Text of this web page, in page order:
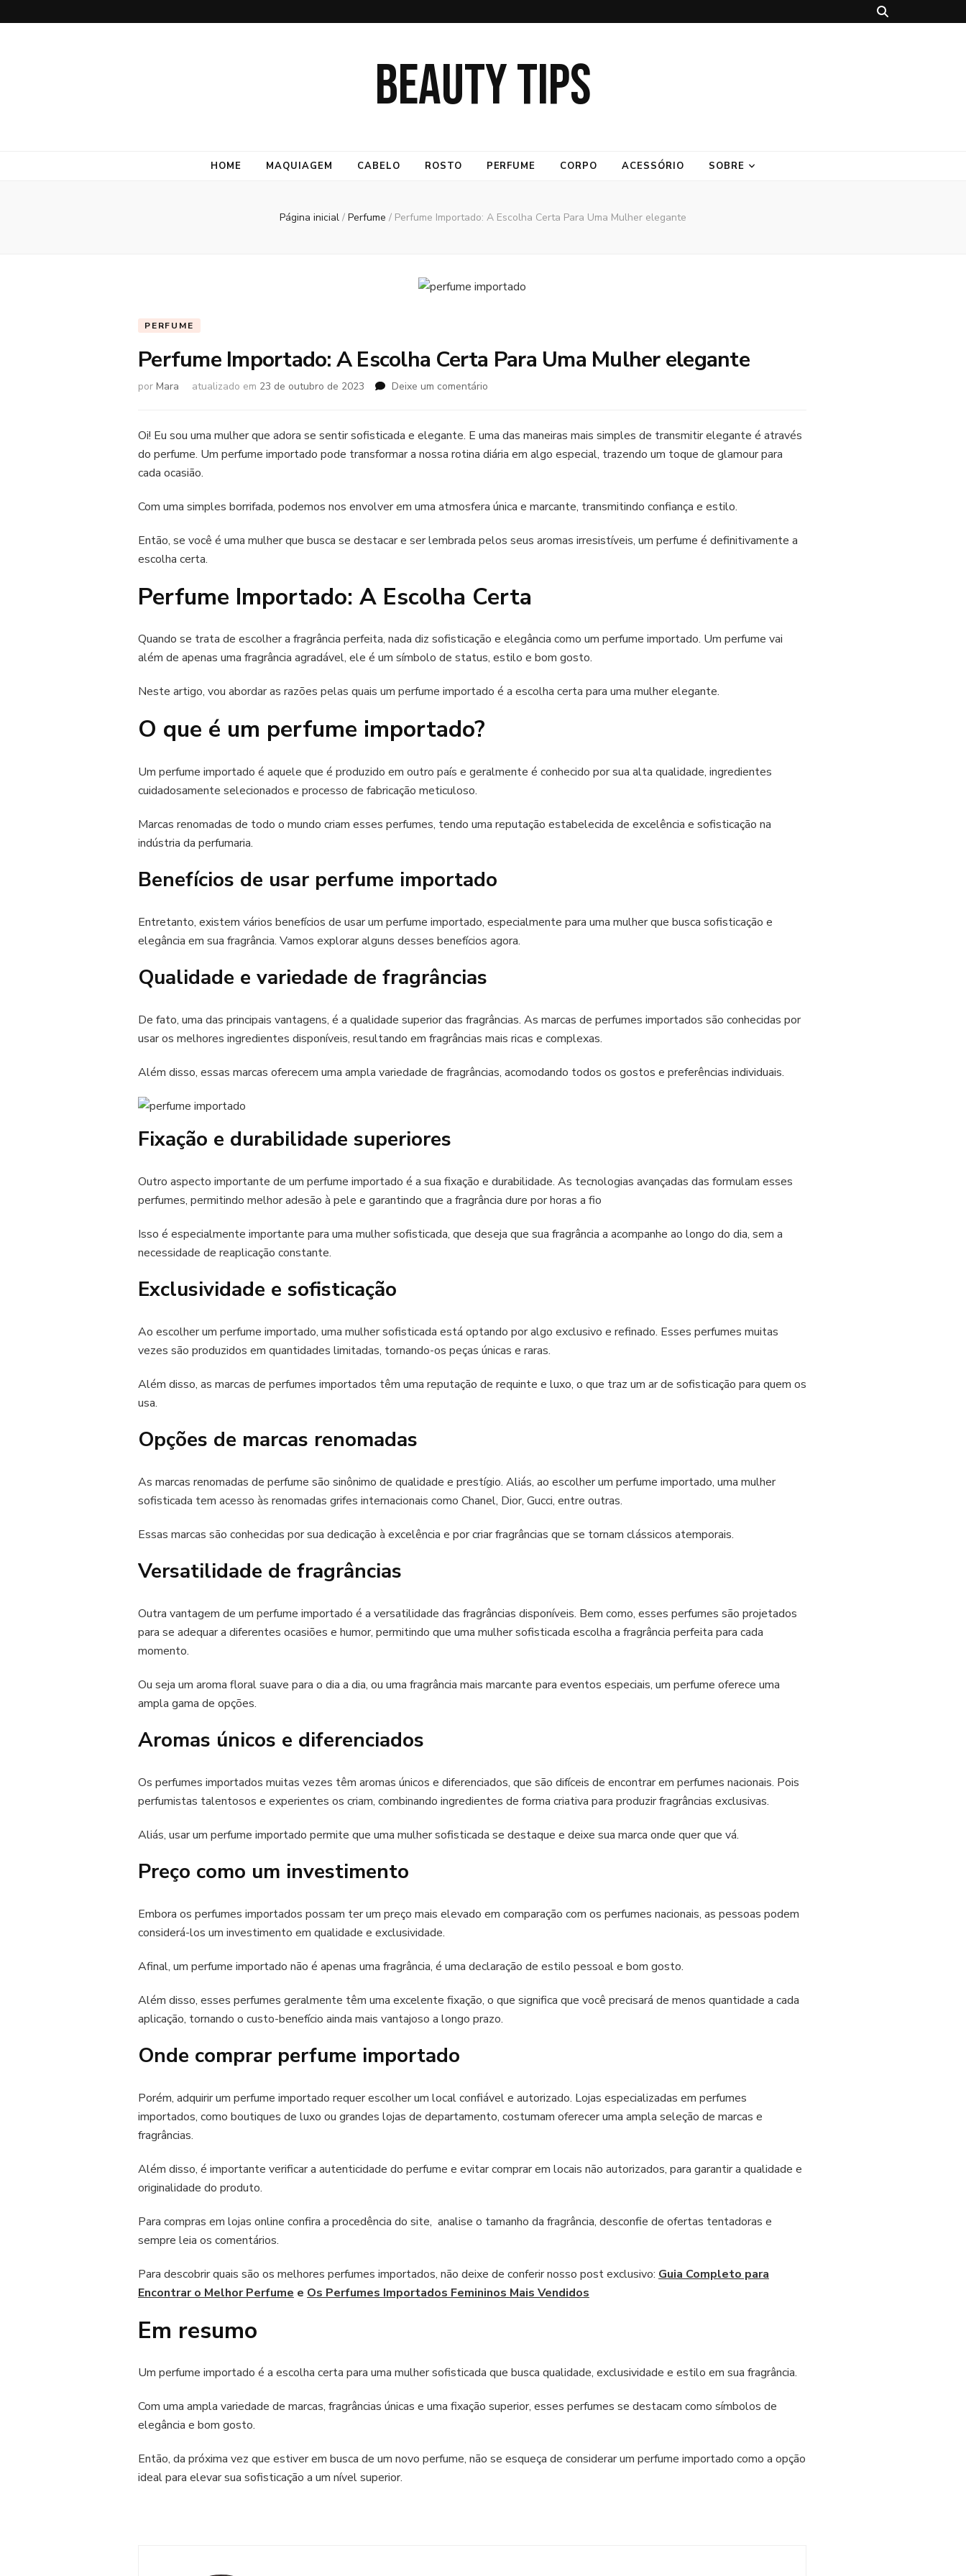
BEAUTY TIPS
HOME MAQUIAGEM CABELO ROSTO PERFUME CORPO ACESSÓRIO SOBRE
Página inicial / Perfume / Perfume Importado: A Escolha Certa Para Uma Mulher elegante
PERFUME
Perfume Importado: A Escolha Certa Para Uma Mulher elegante
por Mara atualizado em 23 de outubro de 2023 Deixe um comentário
A
Escolha
Certa
Mulher
Oi! Eu sou uma mulher que adora se sentir sofisticada e elegante. E uma das maneiras mais simples de transmitir elegante é através
do perfume. Um perfume importado pode transformar a nossa rotina diária em algo especial, trazendo um toque de glamour para
cada ocasião.
Com uma simples borrifada, podemos nos envolver em uma atmosfera única e marcante, transmitindo confiança e estilo.
Então, se você é uma mulher que busca se destacar e ser lembrada pelos seus aromas irresistíveis, um perfume é definitivamente a
escolha certa.
Perfume Importado: A Escolha Certa
Quando se trata de escolher a fragrância perfeita, nada diz sofisticação e elegância como um perfume importado. Um perfume vai
além de apenas uma fragrância agradável, ele é um símbolo de status, estilo e bom gosto.
Neste artigo, vou abordar as razões pelas quais um perfume importado é a escolha certa para uma mulher elegante.
O que é um perfume importado?
Um perfume importado é aquele que é produzido em outro país e geralmente é conhecido por sua alta qualidade, ingredientes
cuidadosamente selecionados e processo de fabricação meticuloso.
Marcas renomadas de todo o mundo criam esses perfumes, tendo uma reputação estabelecida de excelência e sofisticação na
indústria da perfumaria.
Benefícios de usar perfume importado
Entretanto, existem vários benefícios de usar um perfume importado, especialmente para uma mulher que busca sofisticação e
elegância em sua fragrância. Vamos explorar alguns desses benefícios agora.
Qualidade e variedade de fragrâncias
De fato, uma das principais vantagens, é a qualidade superior das fragrâncias. As marcas de perfumes importados são conhecidas por
usar os melhores ingredientes disponíveis, resultando em fragrâncias mais ricas e complexas.
Além disso, essas marcas oferecem uma ampla variedade de fragrâncias, acomodando todos os gostos e preferências individuais.
Fixação e durabilidade superiores
Outro aspecto importante de um perfume importado é a sua fixação e durabilidade. As tecnologias avançadas das formulam esses
perfumes, permitindo melhor adesão à pele e garantindo que a fragrância dure por horas a fio
Isso é especialmente importante para uma mulher sofisticada, que deseja que sua fragrância a acompanhe ao longo do dia, sem a
necessidade de reaplicação constante.
Exclusividade e sofisticação
Ao escolher um perfume importado, uma mulher sofisticada está optando por algo exclusivo e refinado. Esses perfumes muitas
vezes são produzidos em quantidades limitadas, tornando-os peças únicas e raras.
Além disso, as marcas de perfumes importados têm uma reputação de requinte e luxo, o que traz um ar de sofisticação para quem os
usa.
Opções de marcas renomadas
As marcas renomadas de perfume são sinônimo de qualidade e prestígio. Aliás, ao escolher um perfume importado, uma mulher
sofisticada tem acesso às renomadas grifes internacionais como Chanel, Dior, Gucci, entre outras.
Essas marcas são conhecidas por sua dedicação à excelência e por criar fragrâncias que se tornam clássicos atemporais.
Versatilidade de fragrâncias
Outra vantagem de um perfume importado é a versatilidade das fragrâncias disponíveis. Bem como, esses perfumes são projetados
para se adequar a diferentes ocasiões e humor, permitindo que uma mulher sofisticada escolha a fragrância perfeita para cada
momento.
Ou seja um aroma floral suave para o dia a dia, ou uma fragrância mais marcante para eventos especiais, um perfume oferece uma
ampla gama de opções.
Aromas únicos e diferenciados
Os perfumes importados muitas vezes têm aromas únicos e diferenciados, que são difíceis de encontrar em perfumes nacionais. Pois
perfumistas talentosos e experientes os criam, combinando ingredientes de forma criativa para produzir fragrâncias exclusivas.
Aliás, usar um perfume importado permite que uma mulher sofisticada se destaque e deixe sua marca onde quer que vá.
Preço como um investimento
Embora os perfumes importados possam ter um preço mais elevado em comparação com os perfumes nacionais, as pessoas podem
considerá-los um investimento em qualidade e exclusividade.
Afinal, um perfume importado não é apenas uma fragrância, é uma declaração de estilo pessoal e bom gosto.
Além disso, esses perfumes geralmente têm uma excelente fixação, o que significa que você precisará de menos quantidade a cada
aplicação, tornando o custo-benefício ainda mais vantajoso a longo prazo.
Onde comprar perfume importado
Porém, adquirir um perfume importado requer escolher um local confiável e autorizado. Lojas especializadas em perfumes
importados, como boutiques de luxo ou grandes lojas de departamento, costumam oferecer uma ampla seleção de marcas e
fragrâncias.
Além disso, é importante verificar a autenticidade do perfume e evitar comprar em locais não autorizados, para garantir a qualidade e
originalidade do produto.
Para compras em lojas online confira a procedência do site, analise o tamanho da fragrância, desconfie de ofertas tentadoras e
sempre leia os comentários.
Para descobrir quais são os melhores perfumes importados, não deixe de conferir nosso post exclusivo: Guia Completo para
Encontrar o Melhor Perfume e Os Perfumes Importados Femininos Mais Vendidos
Em resumo
Um perfume importado é a escolha certa para uma mulher sofisticada que busca qualidade, exclusividade e estilo em sua fragrância.
Com uma ampla variedade de marcas, fragrâncias únicas e uma fixação superior, esses perfumes se destacam como símbolos de
elegância e bom gosto.
Então, da próxima vez que estiver em busca de um novo perfume, não se esqueça de considerar um perfume importado como a opção
ideal para elevar sua sofisticação a um nível superior.